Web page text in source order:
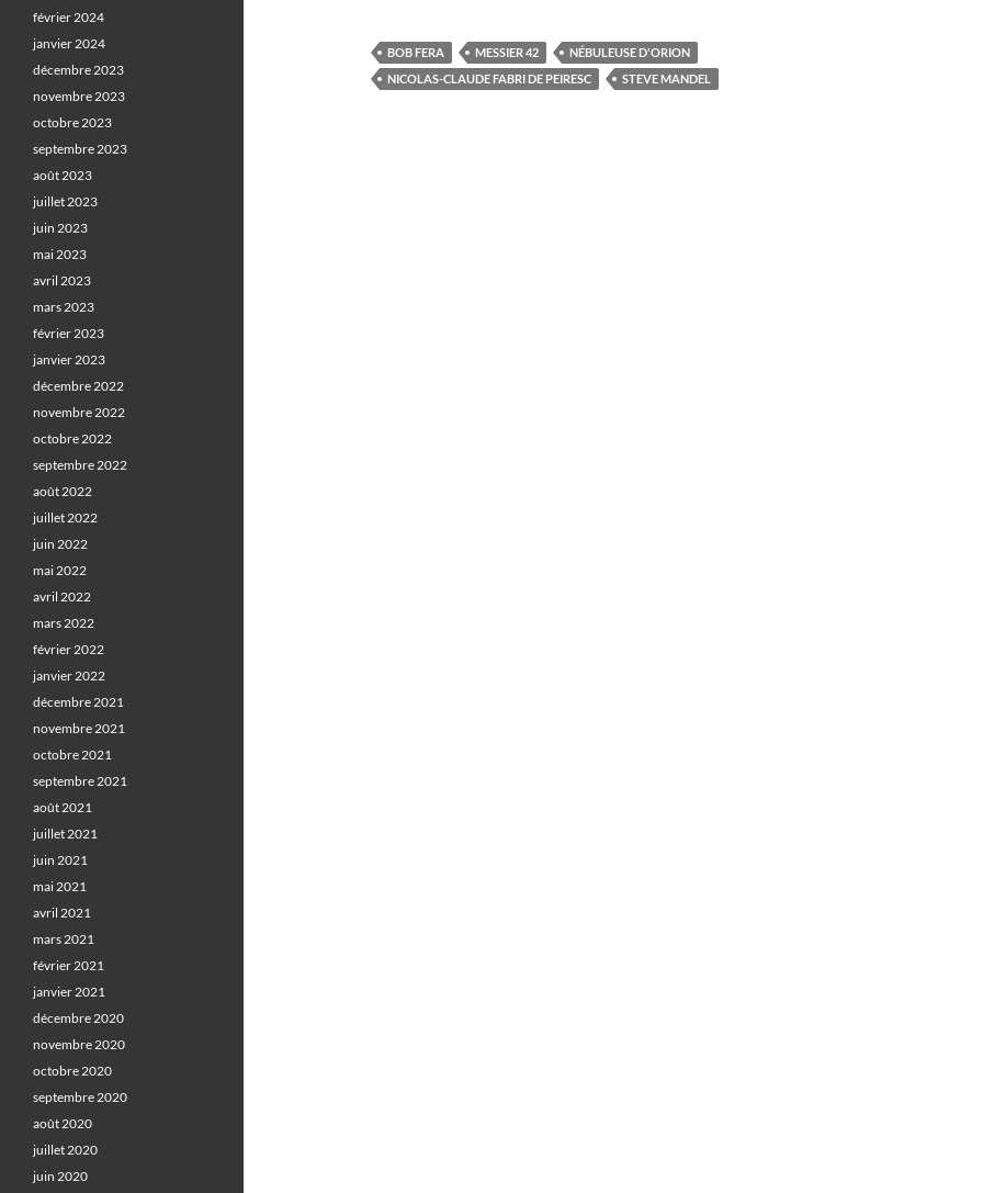
BOB FERA MESSIER 42
NÉBULEUSE D'ORION
NICOLAS-CLAUDE FABRI DE PEIRESC
STEVE MANDEL
février 2024
janvier 2024
décembre 2023
novembre 2023
octobre 2023
septembre 2023
août 2023
juillet 2023
juin 2023
mai 2023
avril 2023
mars 2023
février 2023
janvier 2023
décembre 2022
novembre 2022
octobre 2022
septembre 2022
août 2022
juillet 2022
juin 2022
mai 2022
avril 2022
mars 2022
février 2022
janvier 2022
décembre 2021
novembre 2021
octobre 2021
septembre 2021
août 2021
juillet 2021
juin 2021
mai 2021
avril 2021
mars 2021
février 2021
janvier 2021
décembre 2020
novembre 2020
octobre 2020
septembre 2020
août 2020
juillet 2020
juin 2020